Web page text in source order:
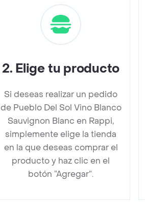
2. Elige tu producto
Si deseas realizar un pedido
de Pueblo Del Sol Vino Blanco
Sauvignon Blanc en Rappi,
simplemente elige la tienda
en la que deseas comprar el
producto y haz clic en el
botón “Agregar”.